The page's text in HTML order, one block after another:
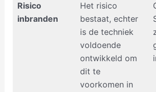
Risico
inbranden
Het risico
bestaat, echter
is de techniek
voldoende
ontwikkeld om
dit te
voorkomen in